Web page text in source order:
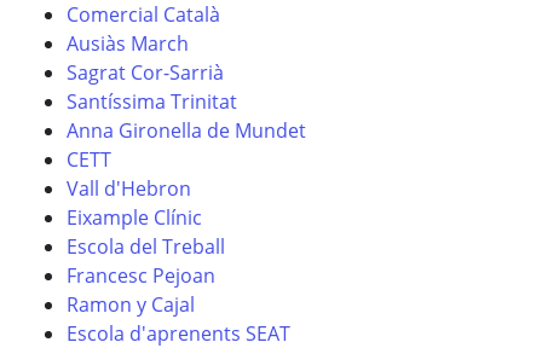
Comercial Català
Ausiàs March
Sagrat Cor-Sarrià
Santíssima Trinitat
Anna Gironella de Mundet
CETT
Vall d'Hebron
Eixample Clínic
Escola del Treball
Francesc Pejoan
Ramon y Cajal
Escola d'aprenents SEAT